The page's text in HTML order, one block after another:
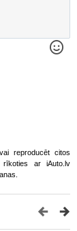
reproducēt citos
rīkoties ar iAuto.lv